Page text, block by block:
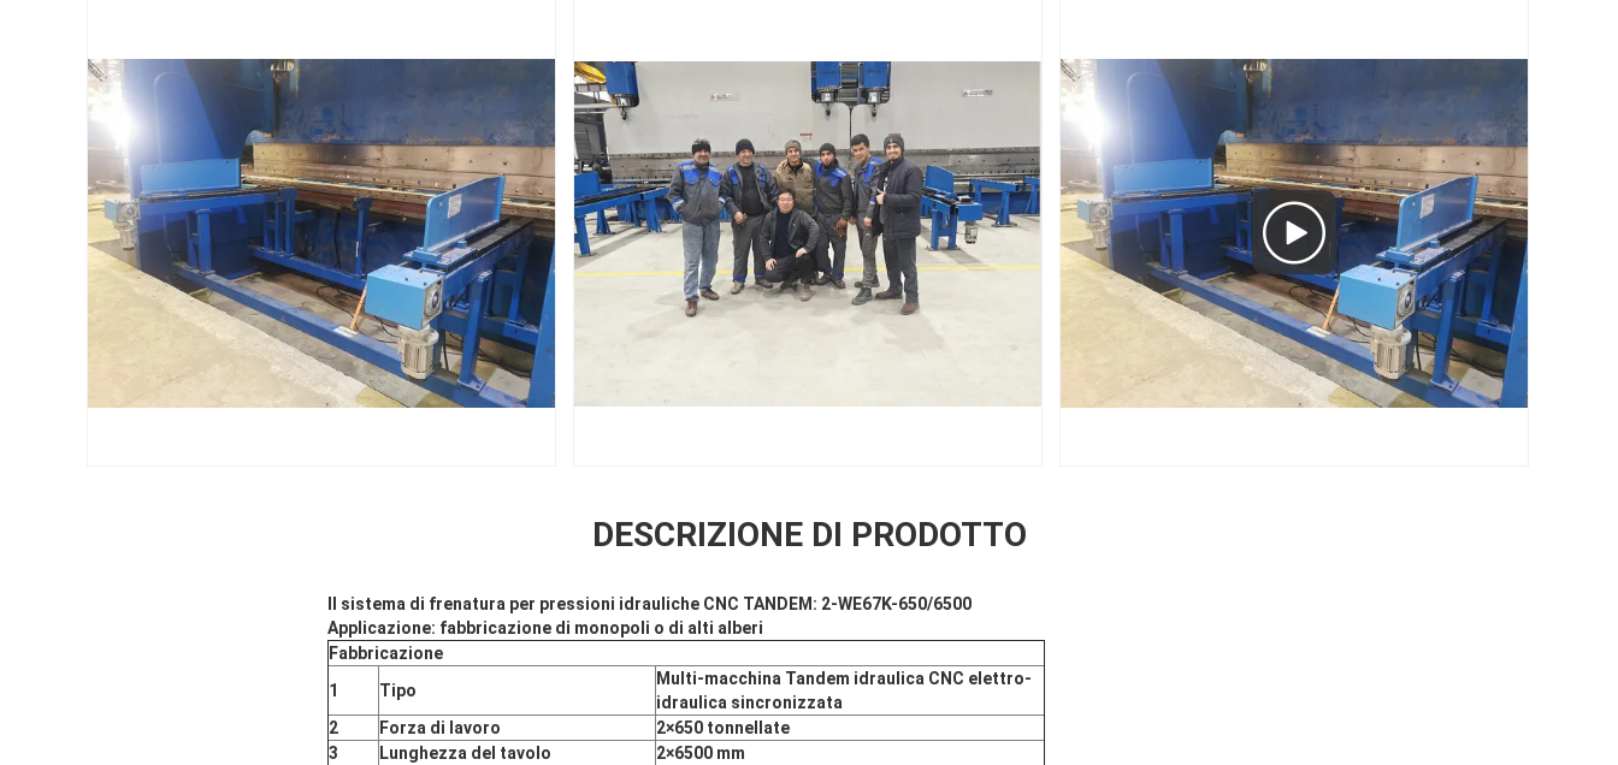
DESCRIZIONE DI PRODOTTO
Il sistema di frenatura per pressioni idrauliche CNC TANDEM: 2-WE67K-650/6500
Applicazione: fabbricazione di monopoli o di alti alberi
Fabbricazione
1
Tipo
Multi-macchina Tandem idraulica CNC elettro-
idraulica sincronizzata
2
Forza di lavoro 2×650 tonnellate
3
Lunghezza del tavolo 2×6500 mm